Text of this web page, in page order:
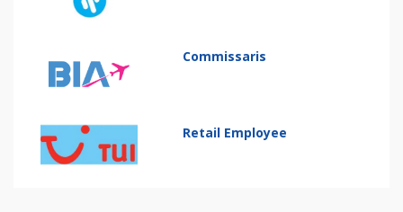
Commissaris
Retail Employee